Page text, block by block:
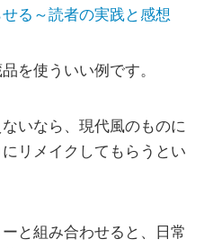
る～読者の実践と感想
を使ういい例です。
いなら、現代風のものに
リメイクしてもらうとい
と組み合わせると、日常